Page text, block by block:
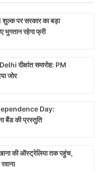
शुल्क पर सरकार का बड़ा
भुगतान रहेगा फ्री
दीक्षांत समारोह: PM
जोर
Day:
बैंड की प्रस्तुति
की ऑस्ट्रेलिया तक पहुंच,